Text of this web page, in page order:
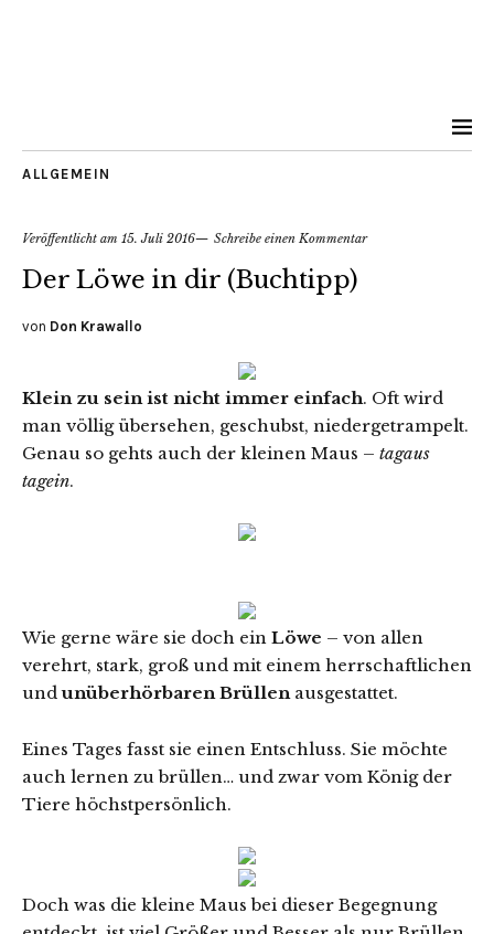
ALLGEMEIN
Veröffentlicht am 15. Juli 2016 Schreibe einen Kommentar
Der Löwe in dir (Buchtipp)
von Don Krawallo
Klein zu sein ist nicht immer einfach. Oft wird
man völlig übersehen, geschubst, niedergetrampelt.
Genau so gehts auch der kleinen Maus – tagaus
tagein.
Wie gerne wäre sie doch ein Löwe – von allen
verehrt, stark, groß und mit einem herrschaftlichen
undunüberhörbaren Brüllenausgestattet.
Eines Tages fasst sie einen Entschluss. Sie möchte
auch lernen zu brüllen… und zwar vom König der
Tiere höchstpersönlich.
Doch was die kleine Maus bei dieser Begegnung